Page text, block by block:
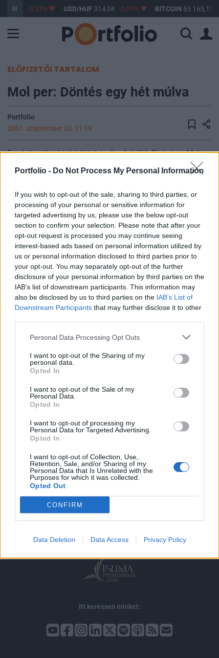
Portfolio - Do Not Process My Personal Information
If you wish to opt-out of the sale, sharing to third parties, or
processing of your personal or sensitive information for
targeted advertising by us, please use the below opt-out
section to confirm your selection. Please note that after your
opt-out request is processed you may continue seeing
interest-based ads based on personal information utilized by
us or personal information disclosed to third parties prior to
your opt-out. You may separately opt-out of the further
disclosure of your personal information by third parties on the
IAB’s list of downstream participants. This information may
also be disclosed by us to third parties on the IAB’s List of
Downstream Participants that may further disclose it to other
Personal Data Processing Opt Outs
I want to opt-out of the Sharing of my
personal data.
Opted In
I want to opt-out of the Sale of my
Personal Data.
Opted In
I want to opt-out of processing my
Personal Data for Targeted Advertising.
Opted In
I want to opt-out of Collection, Use,
Retention, Sale, and/or Sharing of my
Personal Data that Is Unrelated with the
Purposes for which it was collected.
Opted Out
CONFIRM
Data Deletion Data Access Privacy Policy
363,41 -0,55% USD/HUF 314,08 -0,91% BITCOIN 65 165,11
ELŐFIZETŐI TARTALOM
Mol per: Döntés egy hét múlva
Portfolio
2001. szeptember 20. 11:19
Egy hét múlva hirdet ítéletet a Legfelsőbb Bíróság a Mol
kontra Gazdasági Minisztérium perben. A másodfokú
eljárás az után került kezdeményezésre, hogy első fokon a
formai okokra hivatkozva. Az LB egyúttal hatályon kívül
helyezte a gazdasági miniszter ellen indított eljárást. A per
témája a gáz árképzése...
KEDVES OLVASÓNK!
A keresett cikk a portfolio.hu hírarchívumához
tartozik, melynek olvasása előfizetéses
regisztrációhoz kötött.
Kötéslisták: BÉT elmúlt 2 év napon belüli
kötéslistái
impresszum
jogi nyilatkozat
adatvédelem
szerzői jogok médiaajánlat
karrier
kommentkezelés
ÁSZF
Itt keressen minket: